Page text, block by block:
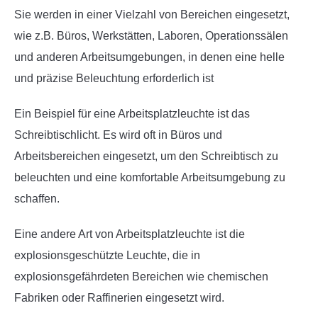
General
How
Sie werden in einer Vielzahl von Bereichen eingesetzt,
wie z.B. Büros, Werkstätten, Laboren, Operationssälen
und anderen Arbeitsumgebungen, in denen eine helle
und präzise Beleuchtung erforderlich ist
Ein Beispiel für eine Arbeitsplatzleuchte ist das
Schreibtischlicht. Es wird oft in Büros und
Arbeitsbereichen eingesetzt, um den Schreibtisch zu
beleuchten und eine komfortable Arbeitsumgebung zu
schaffen.
Eine andere Art von Arbeitsplatzleuchte ist die
explosionsgeschützte Leuchte, die in
explosionsgefährdeten Bereichen wie chemischen
Fabriken oder Raffinerien eingesetzt wird.